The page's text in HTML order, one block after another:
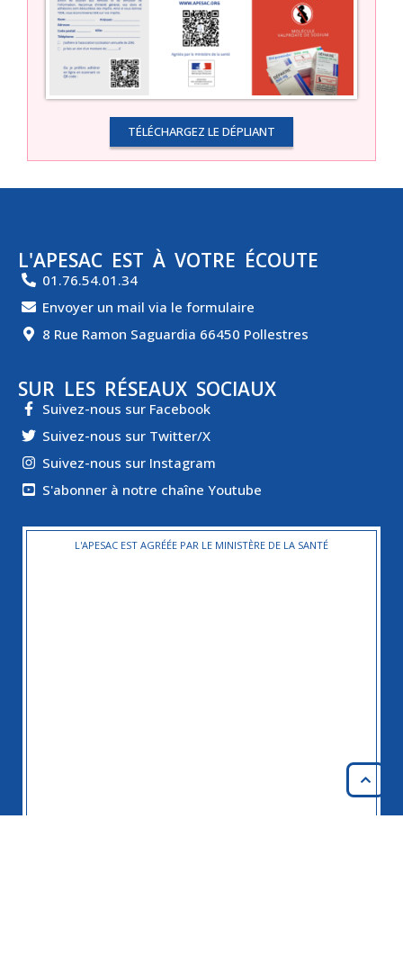
TÉLÉCHARGEZ LE DÉPLIANT
L'APESAC EST À VOTRE ÉCOUTE
01.76.54.01.34
Envoyer un mail via le formulaire
8 Rue Ramon Saguardia 66450 Pollestres
SUR LES RÉSEAUX SOCIAUX
Suivez-nous sur Facebook
Suivez-nous sur Twitter/X
Suivez-nous sur Instagram
S'abonner à notre chaîne Youtube
L'APESAC EST AGRÉÉE PAR LE MINISTÈRE DE LA SANTÉ